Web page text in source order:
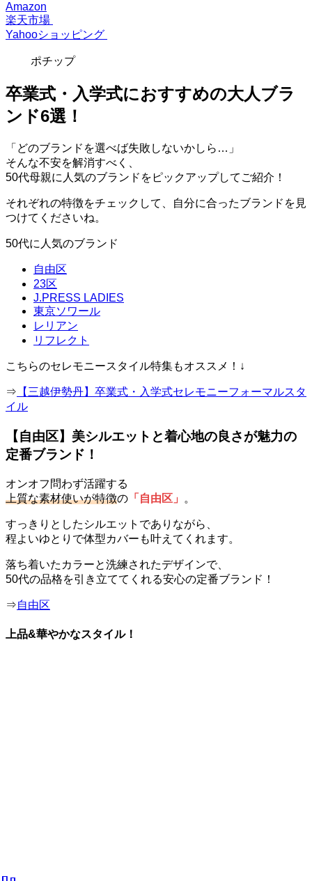
Amazon
楽天市場
Yahooショッピング
ポチップ
卒業式・入学式におすすめの大人ブラ
ンド6選！
「どのブランドを選べば失敗しないかしら…」
そんな不安を解消すべく、
50代母親に人気のブランドをピックアップしてご紹介！
それぞれの特徴をチェックして、自分に合ったブランドを見
つけてくださいね。
50代に人気のブランド
自由区
23区
J.PRESS LADIES
東京ソワール
レリアン
リフレクト
こちらのセレモニースタイル特集もオススメ！↓
⇒ 【三越伊勢丹】卒業式・入学式セレモニーフォーマルスタ
イル
【自由区】美シルエットと着心地の良さが魅力の
定番ブランド！
オンオフ問わず活躍する
上質な素材使いが特徴の 「自由区」 。
すっきりとしたシルエットでありながら、
程よいゆとりで体型カバーも叶えてくれます。
落ち着いたカラーと洗練されたデザインで、
50代の品格を引き立ててくれる安心の定番ブランド！
⇒自由区
上品&華やかなスタイル！